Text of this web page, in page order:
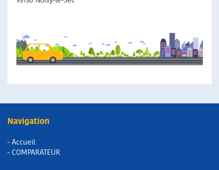
Navigation
- Accueil
- COMPARATEUR